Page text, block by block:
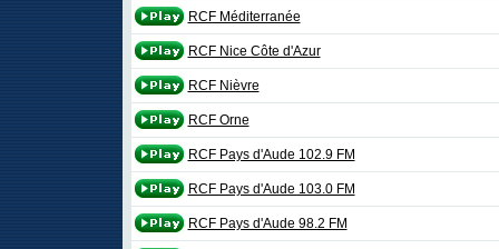
RCF Méditerranée
RCF Nice Côte d'Azur
RCF Nièvre
RCF Orne
RCF Pays d'Aude 102.9 FM
RCF Pays d'Aude 103.0 FM
RCF Pays d'Aude 98.2 FM